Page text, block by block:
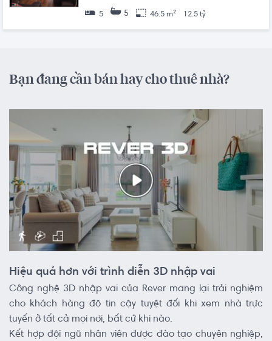
5 5 46.5 m² 12.5 tỷ
Bạn đang cần bán hay cho thuê nhà?
Hiệu quả hơn với trình diễn 3D nhập vai
Công nghệ 3D nhập vai của Rever mang lại trải nghiệm
cho khách hàng độ tin cậy tuyệt đối khi xem nhà trực
tuyến ở tất cả mọi nơi, bất cứ khi nào.
Kết hợp đội ngũ nhân viên được đào tạo chuyên nghiệp,